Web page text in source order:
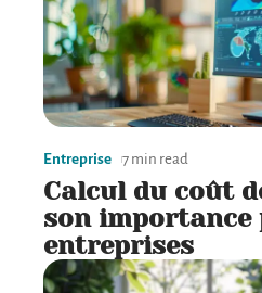
Entreprise 7 min read
Calcul du coût
son importance
entreprises